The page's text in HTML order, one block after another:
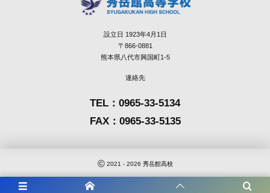
設立日 1923年4月1日
〒866-0881
熊本県八代市興国町1-5
連絡先
TEL：0965-33-5134
FAX：0965-33-5135
©2021 - 2026 秀岳館高校